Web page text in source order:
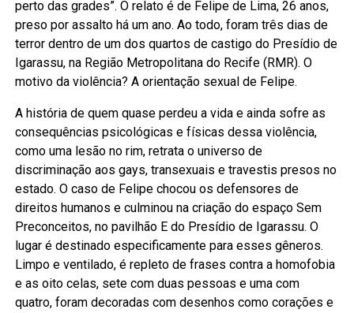
perto das grades”. O relato é de Felipe de Lima, 26 anos,
preso por assalto há um ano. Ao todo, foram três dias de
terror dentro de um dos quartos de castigo do Presídio de
Igarassu, na Região Metropolitana do Recife (RMR). O
motivo da violência? A orientação sexual de Felipe.
A história de quem quase perdeu a vida e ainda sofre as
consequências psicológicas e físicas dessa violência,
como uma lesão no rim, retrata o universo de
discriminação aos gays, transexuais e travestis presos no
estado. O caso de Felipe chocou os defensores de
direitos humanos e culminou na criação do espaço Sem
Preconceitos, no pavilhão E do Presídio de Igarassu. O
lugar é destinado especificamente para esses gêneros.
Limpo e ventilado, é repleto de frases contra a homofobia
e as oito celas, sete com duas pessoas e uma com
quatro, foram decoradas com desenhos como corações e